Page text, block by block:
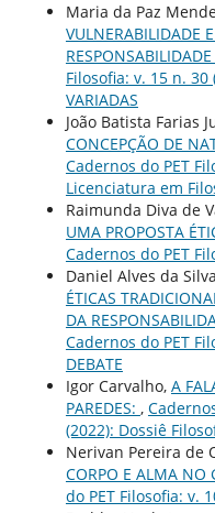
Maria da Paz
VULNERABILIDADE
Filosofia: v. 15 n. 30
VARIADAS
João Batista Farias
CONCEPÇÃO DE
Cadernos do PET
Licenciatura em
Raimunda Diva de
UMA PROPOSTA
Cadernos do PET
Daniel Alves da
ÉTICAS
DA
Cadernos do PET
DEBATE
Igor Carvalho, A
PAREDES: ,
(2022): Dossiê
Nerivan Pereira de
CORPO E ALMA NO
do PET Filosofia: v.